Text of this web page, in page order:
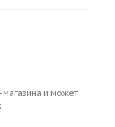
магазина и может